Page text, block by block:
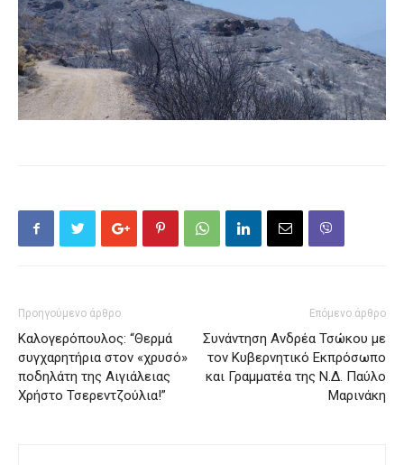
Προηγούμενο άρθρο
Καλογερόπουλος: “Θερμά
συγχαρητήρια στον «χρυσό»
ποδηλάτη της Αιγιάλειας
Χρήστο Τσερεντζούλια!”
Επόμενο άρθρο
Συνάντηση Ανδρέα Τσώκου με
τον Κυβερνητικό Εκπρόσωπο
και Γραμματέα της Ν.Δ. Παύλο
Μαρινάκη